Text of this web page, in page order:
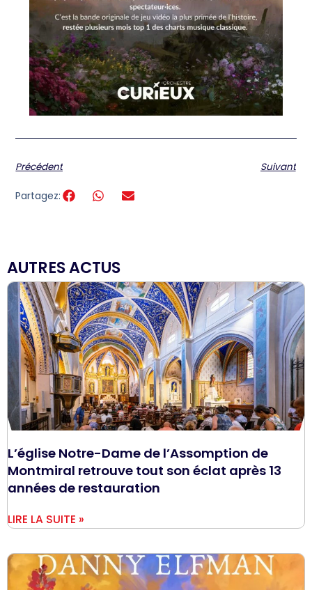
Précédent Suivant
Partagez:
AUTRES ACTUS
L’église Notre-Dame de l’Assomption de
Montmiral retrouve tout son éclat après 13
années de restauration
LIRE LA SUITE »